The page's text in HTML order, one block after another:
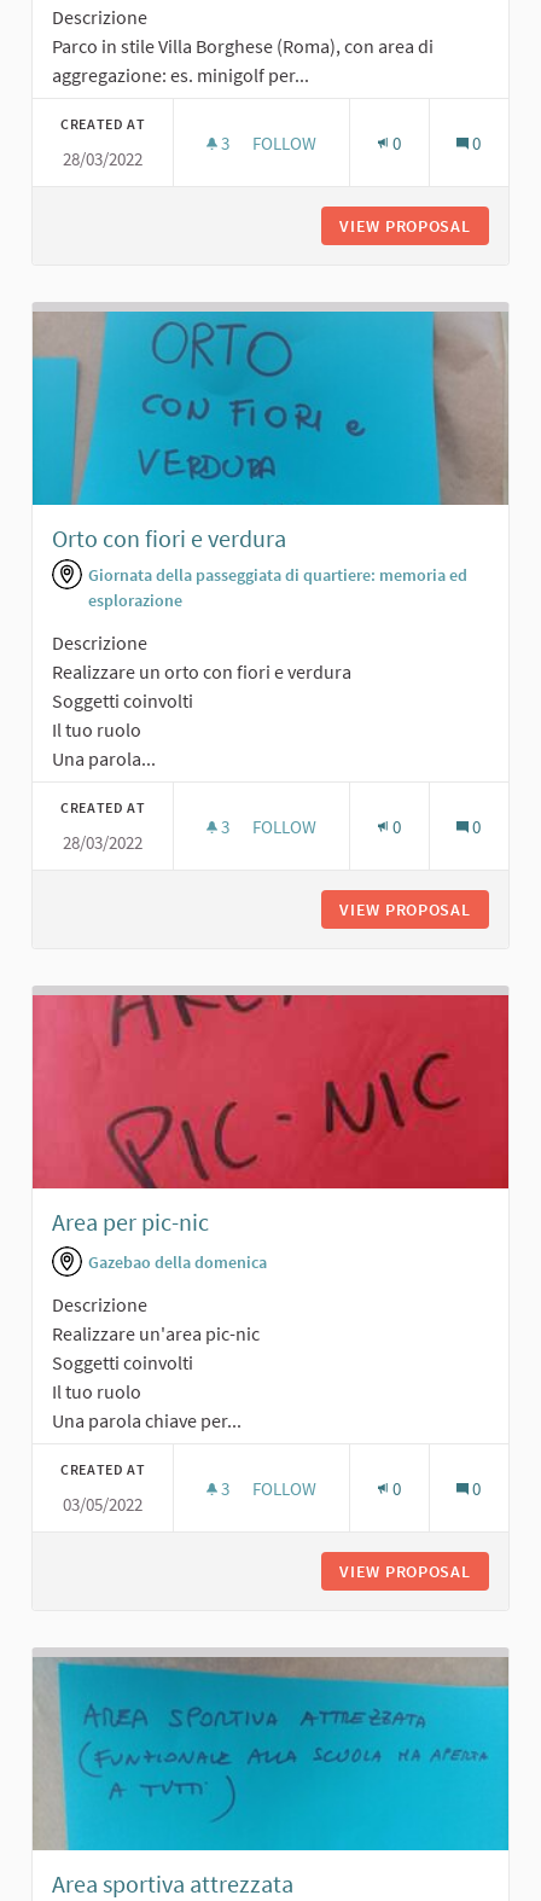
Descrizione
Parco in stile Villa Borghese (Roma), con area di
aggregazione: es. minigolf per...
CREATED AT
28/03/2022
3 3 FOLLOWERS
FOLLOW 0 0
VIEW PROPOSAL
Orto con fiori e verdura
Giornata della passeggiata di quartiere: memoria ed
esplorazione
Descrizione
Realizzare un orto con fiori e verdura
Soggetti coinvolti
Il tuo ruolo
Una parola...
CREATED AT
28/03/2022
3 3 FOLLOWERS
FOLLOW 0 0
VIEW PROPOSAL
Area per pic-nic
Gazebao della domenica
Descrizione
Realizzare un'area pic-nic
Soggetti coinvolti
Il tuo ruolo
Una parola chiave per...
CREATED AT
03/05/2022
3 3 FOLLOWERS
FOLLOW 0 0
VIEW PROPOSAL
Area sportiva attrezzata